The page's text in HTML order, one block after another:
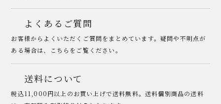
よくあるご質問
お客様からよくいただくご質問をまとめています。疑問や不明点が
ある場合は、こちらをご覧ください。
送料について
税込11,000円以上のお買い上げで送料無料。送料個別商品の送料